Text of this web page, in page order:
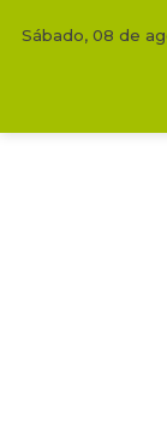
Sábado, 08 de